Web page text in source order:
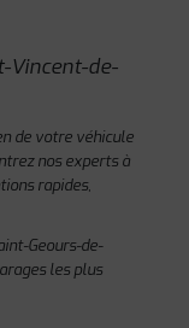
Vincent-de-
de votre véhicule
nos experts à
rapides,
Geours-de-
les plus